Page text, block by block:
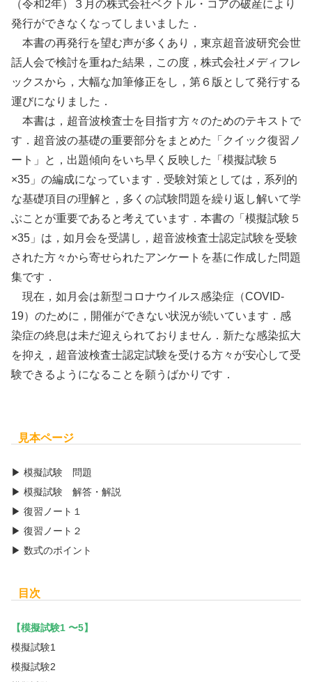
（令和2年）３月の株式会社ベクトル・コアの破産により
発行ができなくなってしまいました．
本書の再発行を望む声が多くあり，東京超音波研究会世
話人会で検討を重ねた結果，この度，株式会社メディフレ
ックスから，大幅な加筆修正をし，第６版として発行する
運びになりました．
本書は，超音波検査士を目指す方々のためのテキストで
す．超音波の基礎の重要部分をまとめた「クイック復習ノ
ート」と，出題傾向をいち早く反映した「模擬試験５
×35」の編成になっています．受験対策としては，系列的
な基礎項目の理解と，多くの試験問題を繰り返し解いて学
ぶことが重要であると考えています．本書の「模擬試験５
×35」は，如月会を受講し，超音波検査士認定試験を受験
された方々から寄せられたアンケートを基に作成した問題
集です．
現在，如月会は新型コロナウイルス感染症（COVID-
19）のために，開催ができない状況が続いています．感
染症の終息は未だ迎えられておりません．新たな感染拡大
を抑え，超音波検査士認定試験を受ける方々が安心して受
験できるようになることを願うばかりです．
見本ページ
▶ 模擬試験 問題
▶ 模擬試験 解答・解説
▶ 復習ノート１
▶ 復習ノート２
▶ 数式のポイント
目次
【模擬試験1 〜5】
模擬試験1
模擬試験2